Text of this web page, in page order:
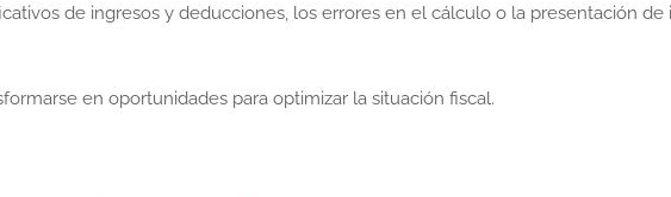
de ingresos y deducciones, los errores en el cálculo o la presentación
en oportunidades para optimizar la situación fiscal.